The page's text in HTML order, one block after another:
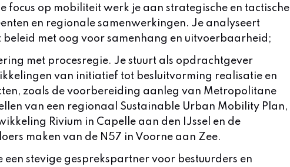
focus op mobiliteit werk je aan strategische en tactische
en regionale samenwerkingen. Je analyseert
met oog voor samenhang en uitvoerbaarheid;
met procesregie. Je stuurt als opdrachtgever
van initiatief tot besluitvorming realisatie en
zoals de voorbereiding aanleg van Metropolitane
van een regionaal Sustainable Urban Mobility Plan,
Rivium in Capelle aan den IJssel en de
maken van de N57 in Voorne aan Zee.
een stevige gesprekspartner voor bestuurders en